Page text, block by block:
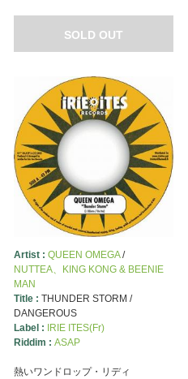
SOLD OUT
Artist : QUEEN OMEGA/
NUTTEA、KING KONG & BEENIE
MAN
Title : THUNDER STORM /
DANGEROUS
Label : IRIE ITES(Fr)
Riddim : ASAP
熱いワンドロップ・リディ